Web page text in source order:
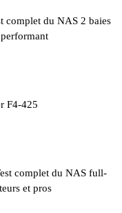
complet du NAS 2 baies
F4-425
complet du NAS full-
et pros